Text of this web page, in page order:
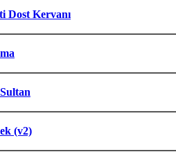
Dost Kervanı
(v2)